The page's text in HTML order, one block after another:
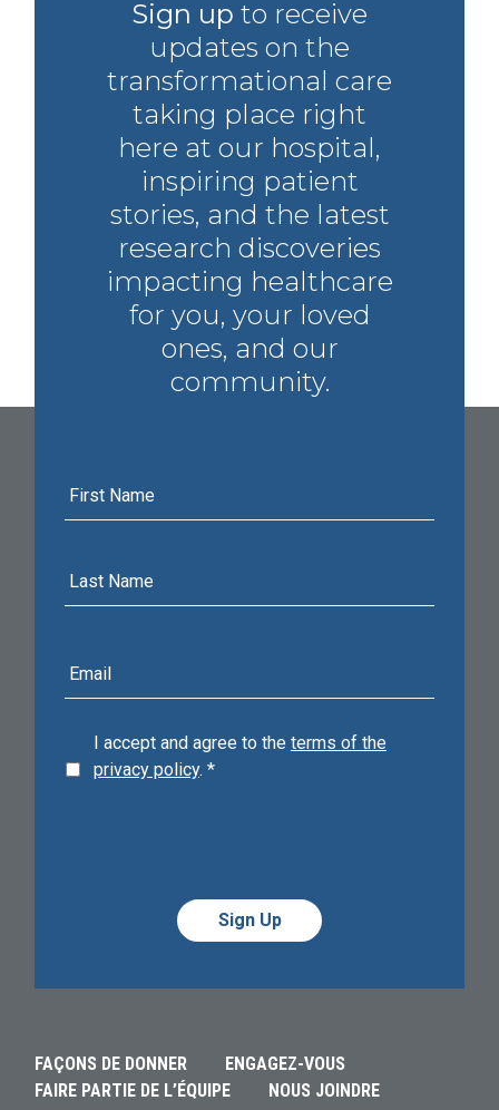
Sign up to receive
updates on the
transformational care
taking place right
here at our hospital,
inspiring patient
stories, and the latest
research discoveries
impacting healthcare
for you, your loved
ones, and our
community.
mail
I accept and agree to the terms of the
privacy policy. *
FAÇONS DE DONNER
ENGAGEZ-VOUS
FAIRE PARTIE DE L’ÉQUIPE
NOUS JOINDRE